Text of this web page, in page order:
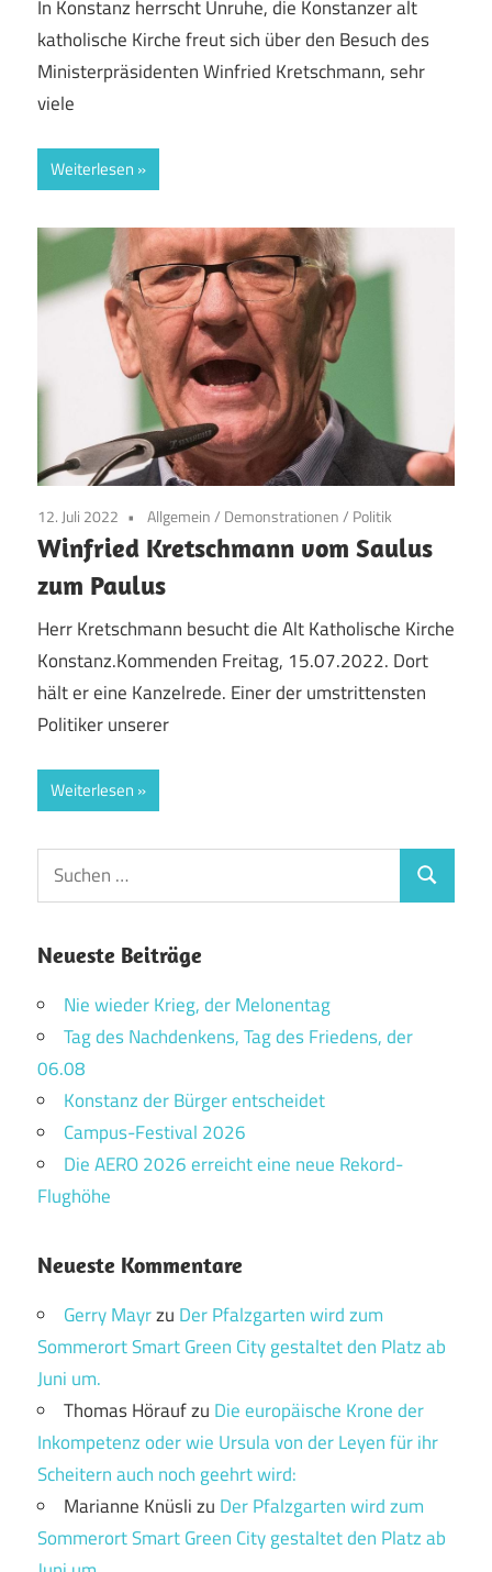
In Konstanz herrscht Unruhe, die Konstanzer alt
katholische Kirche freut sich über den Besuch des
Ministerpräsidenten Winfried Kretschmann, sehr
viele
Weiterlesen
12. Juli 2022 Allgemein/ Demonstrationen/ Politik
Winfried Kretschmann vom Saulus
zum Paulus
Herr Kretschmann besucht die Alt Katholische Kirche
Konstanz.Kommenden Freitag, 15.07.2022. Dort
hält er eine Kanzelrede. Einer der umstrittensten
Politiker unserer
Weiterlesen
Suchen
nach:
Suchen
Neueste Beiträge
Nie wieder Krieg, der Melonentag
Tag des Nachdenkens, Tag des Friedens, der
06.08
Konstanz der Bürger entscheidet
Campus-Festival 2026
Die AERO 2026 erreicht eine neue Rekord-
Flughöhe
Neueste Kommentare
Gerry Mayrzu Der Pfalzgarten wird zum
Sommerort Smart Green City gestaltet den Platz ab
Juni um.
Thomas Höraufzu Die europäische Krone der
Inkompetenz oder wie Ursula von der Leyen für ihr
Scheitern auch noch geehrt wird:
Marianne Knüslizu Der Pfalzgarten wird zum
Sommerort Smart Green City gestaltet den Platz ab